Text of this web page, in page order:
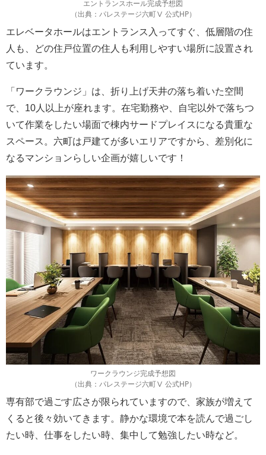
エントランスホール完成予想図
（出典：パレステージ六町Ⅴ 公式HP）
エレベータホールはエントランス入ってすぐ、低層階の住
人も、どの住戸位置の住人も利用しやすい場所に設置され
ています。
「ワークラウンジ」は、折り上げ天井の落ち着いた空間
で、10人以上が座れます。在宅勤務や、自宅以外で落ちつ
いて作業をしたい場面で棟内サードプレイスになる貴重な
スペース。六町は戸建てが多いエリアですから、差別化に
なるマンションらしい企画が嬉しいです！
ワークラウンジ完成予想図
（出典：パレステージ六町Ⅴ 公式HP）
専有部で過ごす広さが限られていますので、家族が増えて
くると後々効いてきます。静かな環境で本を読んで過ごし
たい時、仕事をしたい時、集中して勉強したい時など。